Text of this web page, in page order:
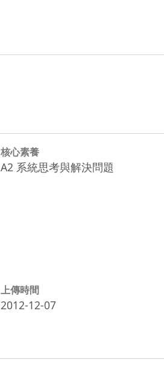
核心素養
A2 系統思考與解決問題
上傳時間
2012-12-07